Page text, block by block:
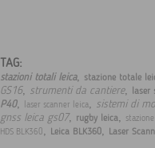
TAG:
stazioni totali leica, stazione totale
GS16, strumenti da cantiere, laser
P40, laser scanner leica, sistemi di
gnss leica gs07, rugby leica,
HDS BLK360, Leica BLK360, Laser